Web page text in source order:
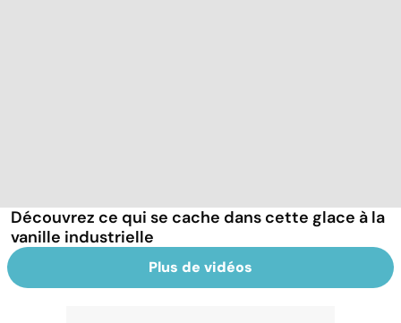
Découvrez ce qui se cache dans cette glace à la
vanille industrielle
Plus de vidéos